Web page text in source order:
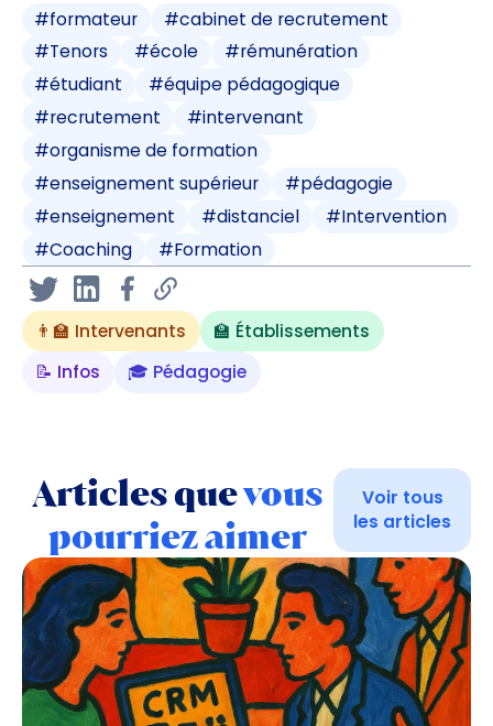
#formateur #cabinet de recrutement
#Tenors #école #rémunération
#étudiant #équipe pédagogique
#recrutement #intervenant
#organisme de formation
#enseignement supérieur #pédagogie
#enseignement #distanciel #Intervention
#Coaching #Formation
👨‍🏫 Intervenants
🏫 Établissements
📝 Infos
🎓 Pédagogie
Articles quevous
pourriez aimer
Voir tous
les articles